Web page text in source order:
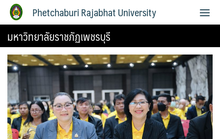
Phetchaburi Rajabhat University
มหาวิทยาลัยราชภัฏเพชรบุรี